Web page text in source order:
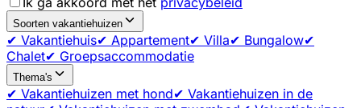
Soorten vakantiehuizen
✔ Vakantiehuis✔ Appartement✔ Villa✔ Bungalow✔
Chalet✔ Groepsaccommodatie
Thema's
✔ Vakantiehuizen met hond✔ Vakantiehuizen in de